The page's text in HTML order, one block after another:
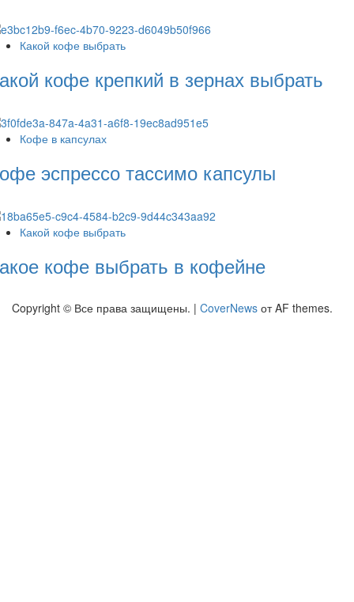
Какой кофе выбрать
кофе крепкий в зернах выбрать
Кофе в капсулах
эспрессо тассимо капсулы
Какой кофе выбрать
кофе выбрать в кофейне
Copyright © Все права защищены. | CoverNews от AF themes.